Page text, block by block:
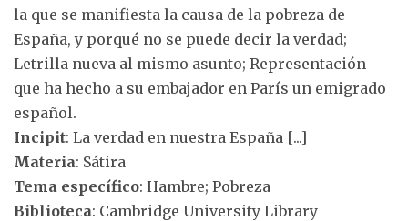
la que se manifiesta la causa de la pobreza de
España, y porqué no se puede decir la verdad;
Letrilla nueva al mismo asunto; Representación
que ha hecho a su embajador en París un emigrado
español.
Incipit: La verdad en nuestra España [...]
Materia: Sátira
Tema específico: Hambre; Pobreza
Biblioteca: Cambridge University Library